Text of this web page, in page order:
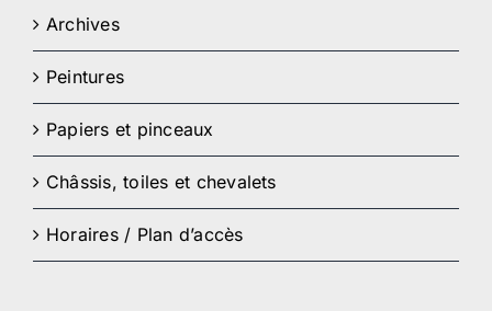
Archives
Peintures
Papiers et pinceaux
Châssis, toiles et chevalets
Horaires / Plan d’accès